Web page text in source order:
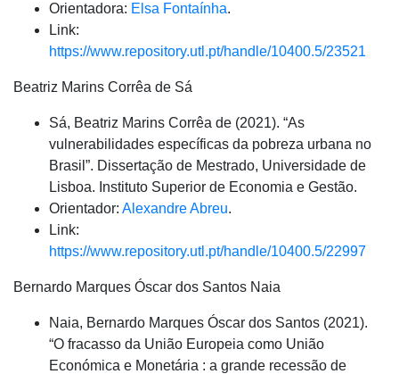
Orientadora: Elsa Fontaínha.
Link:
https://www.repository.utl.pt/handle/10400.5/23521
Beatriz Marins Corrêa de Sá
Sá, Beatriz Marins Corrêa de (2021). “As
vulnerabilidades específicas da pobreza urbana no
Brasil”. Dissertação de Mestrado, Universidade de
Lisboa. Instituto Superior de Economia e Gestão.
Orientador: Alexandre Abreu.
Link:
https://www.repository.utl.pt/handle/10400.5/22997
Bernardo Marques Óscar dos Santos Naia
Naia, Bernardo Marques Óscar dos Santos (2021).
“O fracasso da União Europeia como União
Económica e Monetária : a grande recessão de